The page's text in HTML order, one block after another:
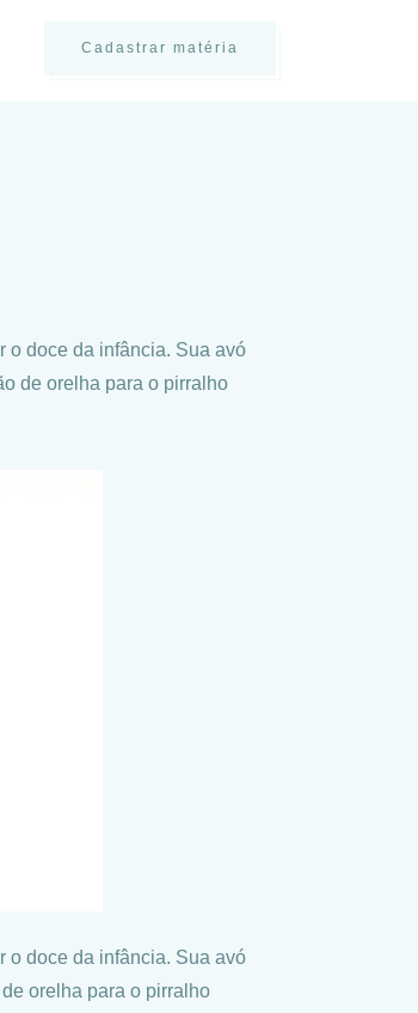
Cadastrar matéria
o doce da infância. Sua avó
de orelha para o pirralho
o doce da infância. Sua avó
orelha para o pirralho